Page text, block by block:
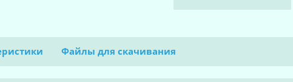
Файлы для скачивания